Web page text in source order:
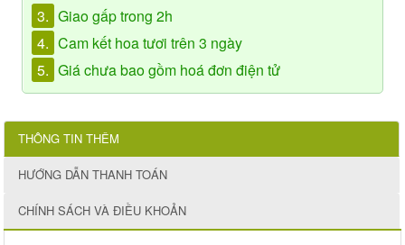
3. Giao gấp trong 2h
4. Cam kết hoa tươi trên 3 ngày
5. Giá chưa bao gồm hoá đơn điện tử
THÔNG TIN THÊM
HƯỚNG DẪN THANH TOÁN
CHÍNH SÁCH VÀ ĐIỀU KHOẢN